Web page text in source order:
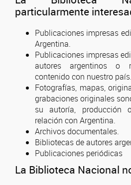
particularmente
Publicaciones impresas
Argentina.
Publicaciones impresas
autores argentinos o
contenido con nuestro país.
Fotografías, mapas,
grabaciones originales
su autoría, producción
relación con Argentina.
Archivos documentales.
Bibliotecas de autores
Publicaciones periódicas
La Biblioteca Nacional